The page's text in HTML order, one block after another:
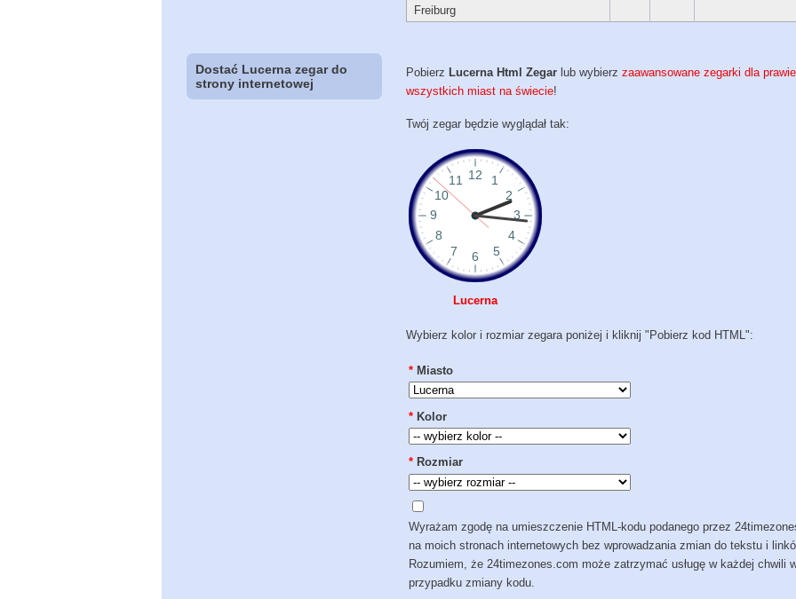
Freiburg
Dostać Lucerna zegar do
strony internetowej
Pobierz Lucerna Html Zegar lub wybierzzaawansowane zegarki dla prawie
wszystkich miast na świecie!
Twój zegar będzie wyglądał tak:
Lucerna
Wybierz kolor i rozmiar zegara poniżej i kliknij "Pobierz kod HTML":
* Miasto
* Kolor
* Rozmiar
Wyrażam zgodę na umieszczenie HTML-kodu podanego przez
na moich stronach internetowych bez wprowadzania zmian do tekstu i
Rozumiem, że 24timezones.com może zatrzymać usługę w każdej chwili
przypadku zmiany kodu.